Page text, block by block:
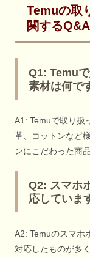
Temuの取
関するQ&A
Q1: Temu
素材は何で
A1: Temuで取り扱
革、コットンなど
ンにこだわった商
Q2: スマホ
応していま
A2: Temuのスマホ
対応したものが多